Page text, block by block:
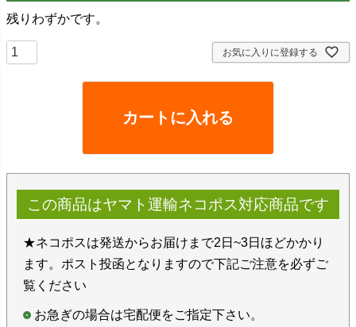
残りわずかです。
お気に入りに登録する
カートに入れる
この商品はヤマト運輸ネコポス対応商品です
★ネコポスは発送からお届けまで2日~3日ほどかかり
ます。ポスト投函となりますので下記ご注意を必ずご
覧ください
お急ぎの場合は宅配便をご指定下さい。